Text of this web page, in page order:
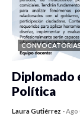
CONVOCATORIAS
Diplomado
Política
Laura Gutiérrez -Ago